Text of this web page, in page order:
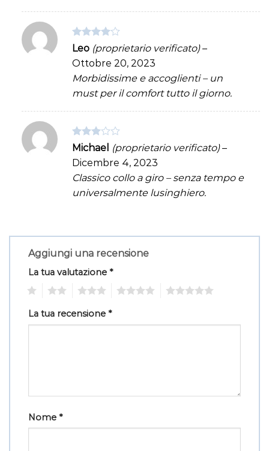
Valutato
su 5
Leo (proprietario verificato) –
Ottobre 20, 2023
Morbidissime e accoglienti – un
must per il comfort tutto il giorno.
Valutato
Michael (proprietario verificato) –
Dicembre 4, 2023
Classico collo a giro – senza tempo e
universalmente lusinghiero.
Aggiungi una recensione
La tua valutazione *
La tua recensione *
Nome *